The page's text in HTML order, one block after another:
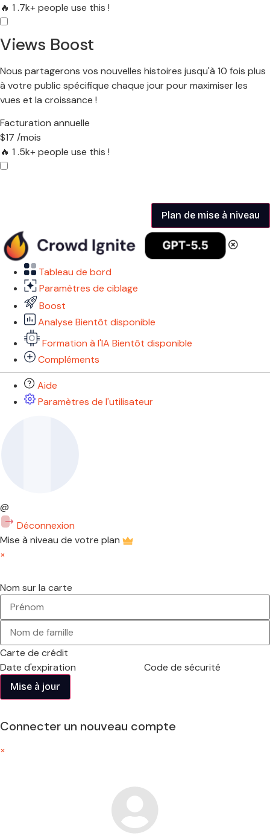
🔥 1 .7k+ people use this !
Views Boost
Nous partagerons vos nouvelles histoires jusqu'à 10 fois plus
à votre public spécifique chaque jour pour maximiser les
vues et la croissance !
Facturation annuelle
$17 /mois
🔥 1 .5k+ people use this !
Tableau de bord
Paramètres de ciblage
Boost
Analyse Bientôt disponible
Formation à l'IA Bientôt disponible
Compléments
Aide
Paramètres de l'utilisateur
@
Déconnexion
Mise à niveau de votre plan
×
Nom sur la carte
Carte de crédit
Date d'expiration
Code de sécurité
Connecter un nouveau compte
×